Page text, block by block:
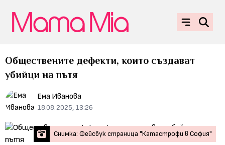
Обществените дефекти, които създават
убийци на пътя
Ема Иванова
18.08.2025, 13:26
Снимка: Фейсбук страница "Катастрофи в София"